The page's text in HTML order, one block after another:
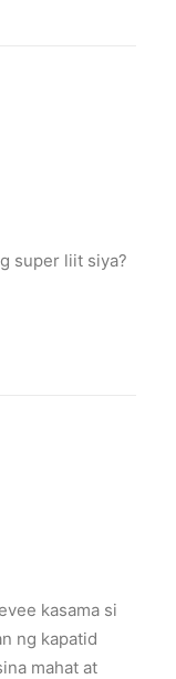
super liit siya?
kasama si
ng kapatid
mahat at